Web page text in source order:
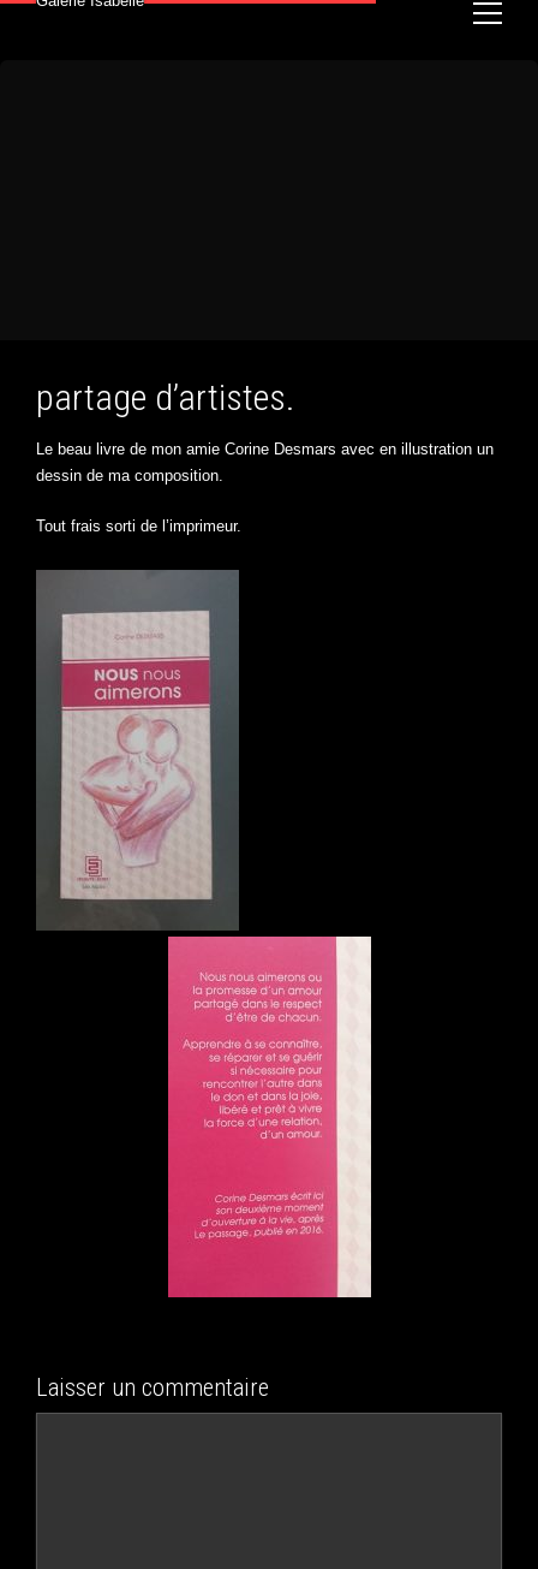
partage d’artistes.
Le beau livre de mon amie Corine Desmars avec en illustration un
dessin de ma composition.
Tout frais sorti de l’imprimeur.
Laisser un commentaire